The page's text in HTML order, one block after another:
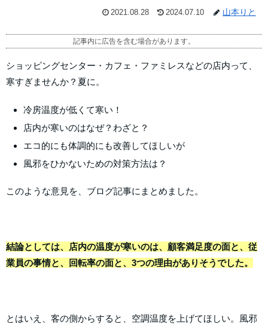
2021.08.28 2024.07.10 山本りと
記事内に広告を含む場合があります。
ショッピングセンター・カフェ・ファミレスなどの店内って、
寒すぎませんか？夏に。
冷房温度が低くて寒い！
店内が寒いのはなぜ？わざと？
エコ的にも体調的にも改善してほしいが
風邪をひかないための対策方法は？
このような意見を、ブログ記事にまとめました。
結論としては、店内の温度が寒いのは、顧客満足度の面と、従
業員の事情と、回転率の面と、3つの理由がありそうでした。
とはいえ、客の側からすると、空調温度を上げてほしい。風邪